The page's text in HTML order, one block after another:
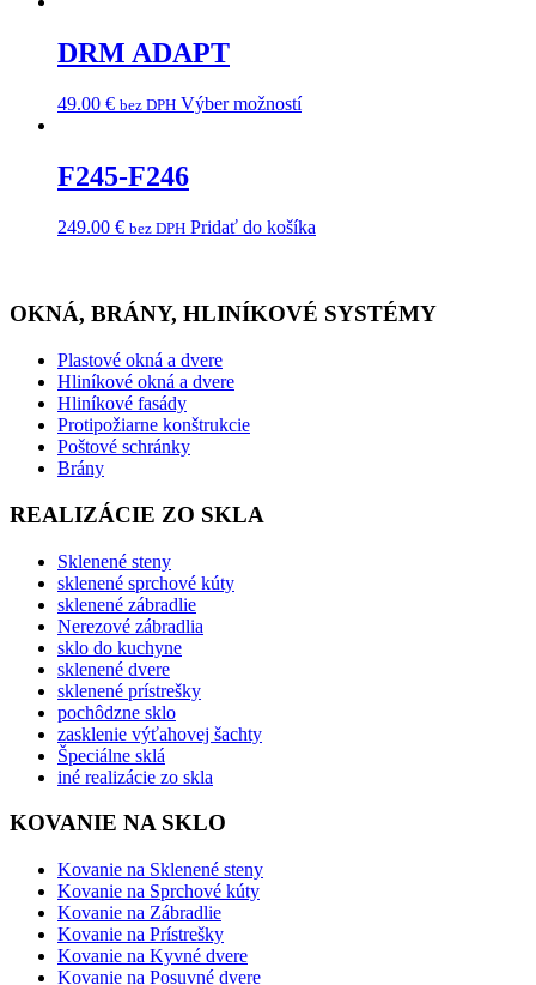
DRM ADAPT
49.00 € bez DPH Výber možností
F245-F246
249.00 € bez DPH Pridať do košíka
OKNÁ, BRÁNY, HLINÍKOVÉ SYSTÉMY
Plastové okná a dvere
Hliníkové okná a dvere
Hliníkové fasády
Protipožiarne konštrukcie
Poštové schránky
Brány
REALIZÁCIE ZO SKLA
Sklenené steny
sklenené sprchové kúty
sklenené zábradlie
Nerezové zábradlia
sklo do kuchyne
sklenené dvere
sklenené prístrešky
pochôdzne sklo
zasklenie výťahovej šachty
Špeciálne sklá
iné realizácie zo skla
KOVANIE NA SKLO
Kovanie na Sklenené steny
Kovanie na Sprchové kúty
Kovanie na Zábradlie
Kovanie na Prístrešky
Kovanie na Kyvné dvere
Kovanie na Posuvné dvere